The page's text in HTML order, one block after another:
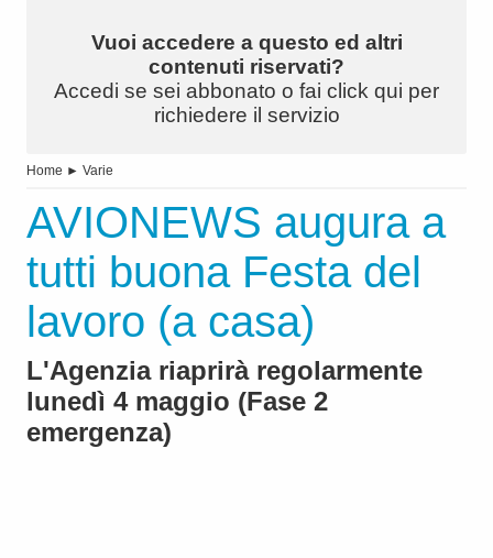
Vuoi accedere a questo ed altri
contenuti riservati?
Accedi se sei abbonato o fai click qui per
richiedere il servizio
Home ► Varie
AVIONEWS augura a
tutti buona Festa del
lavoro (a casa)
L'Agenzia riaprirà regolarmente
lunedì 4 maggio (Fase 2
emergenza)